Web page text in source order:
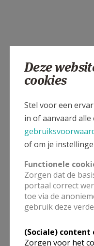
Deze
cookies
Stel voor een
in of aanvaard alle
of om je
Functionele
Zorgen dat de
portaal correct
toe via de
gebruik deze
(Sociale) content
Zorgen voor het